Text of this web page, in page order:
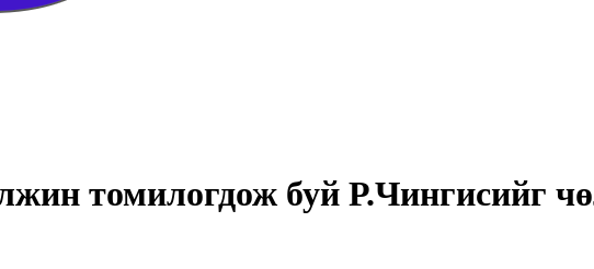
томилогдож буй Р.Чингисийг